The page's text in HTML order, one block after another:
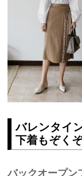
バレンタイ
下着もぞく
バックオープン